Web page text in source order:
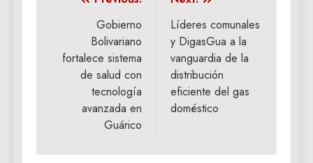
entradas
Gobierno
Bolivariano
fortalece sistema
de salud con
tecnología
avanzada en
Guárico
Líderes comunales
y DigasGua a la
vanguardia de la
distribución
eficiente del gas
doméstico